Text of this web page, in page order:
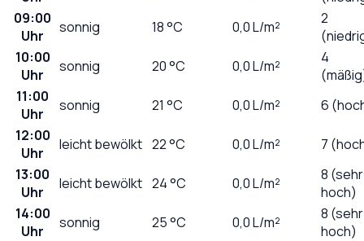
09:00
Uhr
sonnig 18°C 0,0L/m²
2
10:00
Uhr
sonnig 20°C 0,0L/m²
4
11:00
Uhr
sonnig 21 °C 0,0L/m²
6
12:00
Uhr
leicht bewölkt 22°C 0,0L/m²
7
13:00
Uhr
leicht bewölkt 24°C 0,0L/m²
8 (sehr
hoch)
14:00
Uhr
sonnig 25°C 0,0L/m²
8 (sehr
hoch)